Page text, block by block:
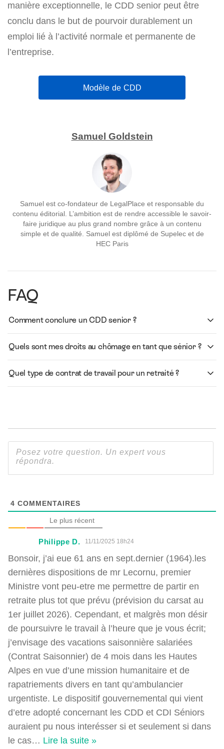
manière exceptionnelle, le CDD senior peut être
conclu dans le but de pourvoir durablement un
emploi lié à l’activité normale et permanente de
l’entreprise.
Modèle de CDD
Samuel Goldstein
Samuel est co-fondateur de LegalPlace et responsable du
contenu éditorial. L’ambition est de rendre accessible le savoir-
faire juridique au plus grand nombre grâce à un contenu
simple et de qualité. Samuel est diplômé de Supelec et de
HEC Paris
FAQ
Comment conclure un CDD senior ?
Quels sont mes droits au chômage en tant que sénior ?
Quel type de contrat de travail pour un retraité ?
4 COMMENTAIRES
Le plus récent
Philippe D. 11/11/2025 18h24
Bonsoir, j’ai eue 61 ans en sept.dernier (1964).les
dernières dispositions de mr Lecornu, premier
Ministre vont peu-etre me permettre de partir en
retraite plus tot que prévu (prévision du carsat au
1er juillet 2026). Cependant, et malgrès mon désir
de poursuivre le travail à l’heure que je vous écrit;
j’envisage des vacations saisonnière salariées
(Contrat Saisonnier) de 4 mois dans les Hautes
Alpes en vue d’une mission humanitaire et de
rapatriements divers en tant qu’ambulancier
urgentiste. Le dispositif gouvernemental qui vient
d’etre adopté concernant les CDD et CDI Séniors
auraient pu nous interésser si et seulement si dans
le cas… Lire la suite »